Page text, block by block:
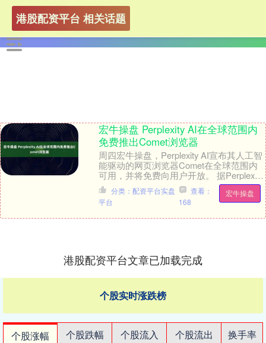
港股配资平台 相关话题
宏牛操盘 Perplexity AI在全球范围内
免费推出Comet浏览器
周四宏牛操盘，Perplexity AI宣布其人工智
能驱动的网页浏览器Comet在全球范围内
可用，并将免费向用户开放。 据Perplexity
称，Comet浏览....
宏牛操盘
分类：配资平台实盘
平台
查看：
168
港股配资平台文章已加载完成
个股实时涨跌榜
个股涨幅 个股跌幅 个股流入 个股流出
换手率